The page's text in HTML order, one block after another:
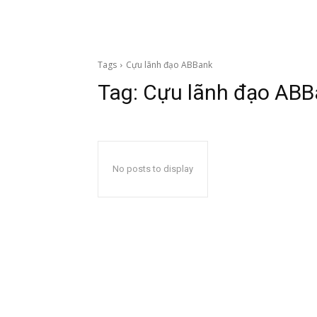
Tags Cựu lãnh đạo ABBank
Tag: Cựu lãnh đạo
No posts to display